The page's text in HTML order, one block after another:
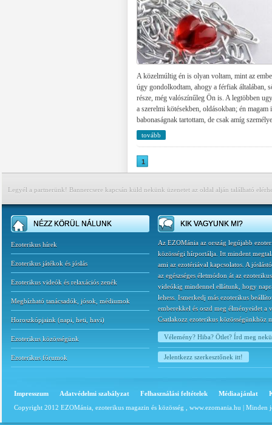
A közelmúltig én is olyan voltam, mint az
úgy gondolkodtam, ahogy a férfiak általában,
része, még valószínűleg Ön is. A legtöbben
a szerelmi kötésekben, oldásokban; én magam
babonaságnak tartottam, de csak amíg
tovább
1
Legyél a partnerünk! Bannercsere kapcsán küld nekünk üzenetet az oldal alján található
NÉZZ KÖRÜL NÁLUNK
Ezoterikus hírek
Ezoterikus játékok és jóslás
Ezoterikus videók és relaxációs zenék
Megbízható tanácsadók, jósok, médiumok
Horoszkópjaink (napi heti havi)
Ezoterikus közösségünk
Ezoterikus fórumok
KIK VAGYUNK MI?
Az EZOMánia az ország legújabb
közösségi hírportálja. Itt mindent
ami az ezotériával kapcsolatos. A
az egészséges életmódon át az ezoterikus
videókig mindennel ellátunk, hogy
lehess. Ismerkedj más ezoterikus
emberekkel és oszd meg élményeidet a
Csatlakozz ezoterikus közösségünkhöz
Vélemény? Hiba? Ötlet? Írd meg
Jelentkezz szerkesztőnek itt!
Impresszum Adatvédelmi szabályzat Felhasználási feltételek Médiaajánlat
Copyright 2012 EZOMánia, ezoterikus magazin és közösség , www.ezomania.hu | Minden